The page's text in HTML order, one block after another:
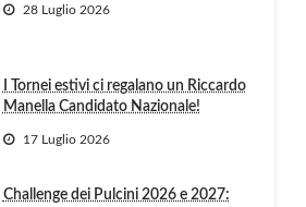
28 Luglio 2026
I Tornei estivi ci regalano un Riccardo
Manella Candidato Nazionale!
17 Luglio 2026
Challenge dei Pulcini 2026 e 2027: